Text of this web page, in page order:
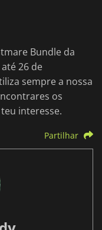
Bundle da
26 de
sempre a nossa
os
interesse.
Partilhar